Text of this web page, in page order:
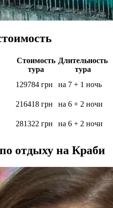
Стоимость
тура
Длительность
тура
129784 грн
на 7 + 1 ночь
216418 грн
на 6 + 2 ночи
281322 грн на 6 + 2 ночи
отдыху на Краби